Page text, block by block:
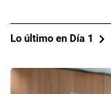
Lo último en Día 1